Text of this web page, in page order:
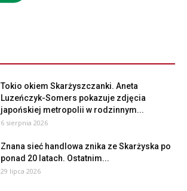
Tokio okiem Skarżyszczanki. Aneta
Luzeńczyk-Somers pokazuje zdjęcia
japońskiej metropolii w rodzinnym...
6 sierpnia 2026
Znana sieć handlowa znika ze Skarżyska po
ponad 20 latach. Ostatnim...
29 lipca 2026